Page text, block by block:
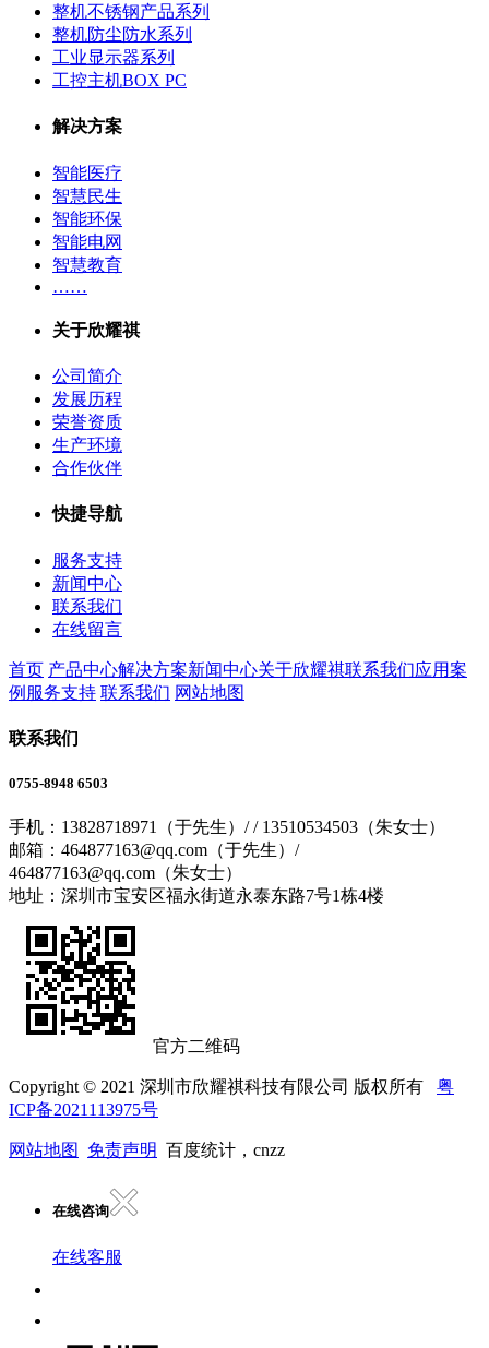
整机不锈钢产品系列
整机防尘防水系列
工业显示器系列
工控主机BOX PC
解决方案
智能医疗
智慧民生
智能环保
智能电网
智慧教育
……
关于欣耀祺
公司简介
发展历程
荣誉资质
生产环境
合作伙伴
快捷导航
服务支持
新闻中心
联系我们
在线留言
首页 产品中心解决方案新闻中心关于欣耀祺联系我们应用案
例 服务支持 联系我们 网站地图
联系我们
0755-8948 6503
手机：13828718971（于先生）/ / 13510534503（朱女士）
邮箱：464877163@qq.com（于先生）/
464877163@qq.com（朱女士）
地址：深圳市宝安区福永街道永泰东路7号1栋4楼
官方二维码
Copyright © 2021 深圳市欣耀祺科技有限公司 版权所有 粤
ICP备2021113975号
网站地图 免责声明 百度统计，cnzz
在线咨询
在线客服